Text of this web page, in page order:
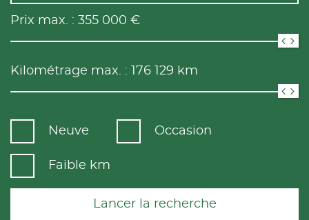
Prix max. : 355 000 €
Kilométrage max. : 176 129 km
Neuve Occasion
Faible km
Lancer la recherche